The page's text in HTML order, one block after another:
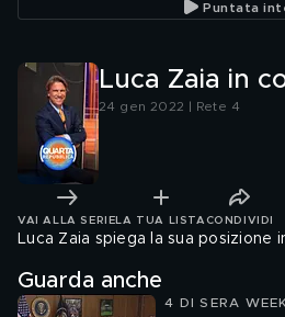
Puntata
Luca Zaia in
24 gen 2022 | Rete 4
VAI ALLA SERIE LA TUA LISTA CONDIVIDI
Luca Zaia spiega la sua posizione
Guarda anche
4 DI SERA